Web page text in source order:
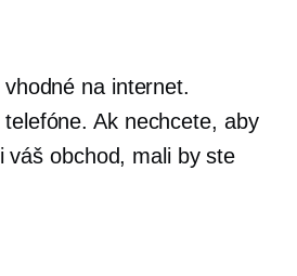
na internet.
Ak nechcete, aby
váš obchod, mali by ste